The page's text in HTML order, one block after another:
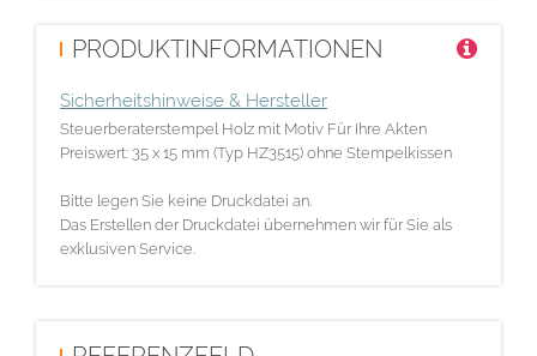
PRODUKTINFORMATIONEN
Sicherheitshinweise & Hersteller
Steuerberaterstempel Holz mit Motiv Für Ihre Akten
Preiswert: 35 x 15 mm (Typ HZ3515) ohne Stempelkissen
Bitte legen Sie keine Druckdatei an.
Das Erstellen der Druckdatei übernehmen wir für Sie als
exklusiven Service.